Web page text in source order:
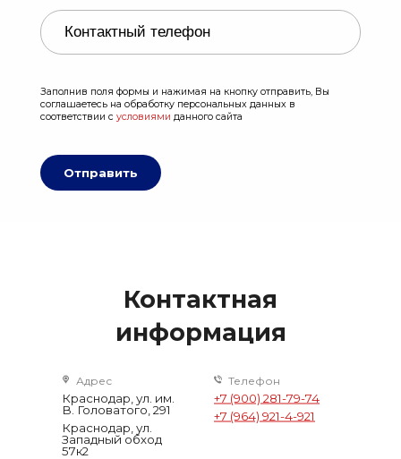
Заполнив поля формы и нажимая на кнопку отправить, Вы
соглашаетесь на обработку персональных данных в
соответствии с условиями данного сайта
Отправить
Контактная
информация
Адрес
Краснодар, ул. им.
В. Головатого, 291
Краснодар, ул.
Западный обход
57к2
Телефон
+7 (900) 281-79-74
+7 (964) 921-4-921